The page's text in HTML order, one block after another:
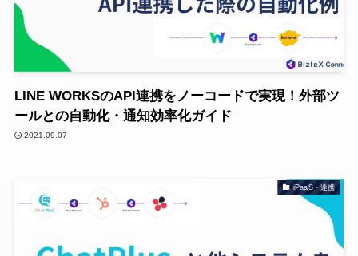
LINE WORKSのAPI連携をノーコードで実現！外部ツ
ールとの自動化・通知効率化ガイド
2021.09.07
iPaaS・連携